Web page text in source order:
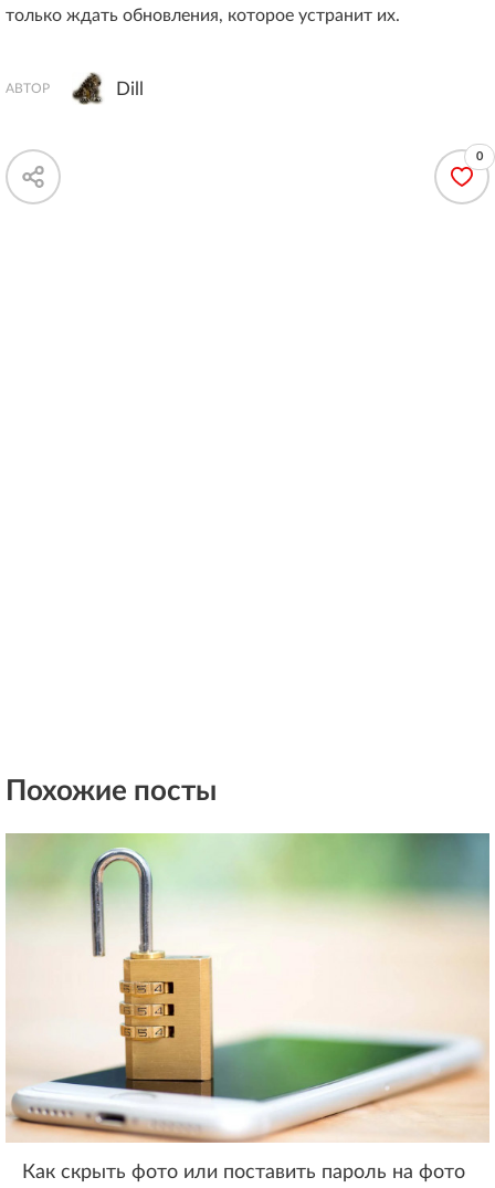
только ждать обновления, которое устранит их.
АВТОР Dill
0
Похожие посты
Как скрыть фото или поставить пароль на фото